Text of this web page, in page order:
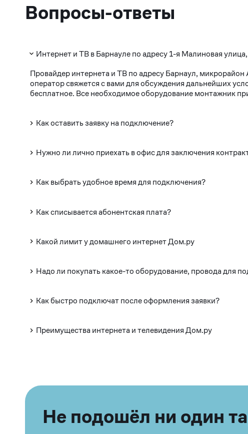
Вопросы-ответы
Интернет и ТВ в Барнауле по адресу 1-я Малиновая
Провайдер интернета и ТВ по адресу Барнаул,
оператор свяжется с вами для обсуждения дальнейших
бесплатное. Все необходимое оборудование монтажник
Как оставить заявку на подключение?
Нужно ли лично приехать в офис для заключения
Как выбрать удобное время для подключения?
Как списывается абонентская плата?
Какой лимит у домашнего интернет Дом.ру
Надо ли покупать какое-то оборудование, провода для
Как быстро подключат после оформления заявки?
Преимущества интернета и телевидения Дом.ру
Не подошёл ни один